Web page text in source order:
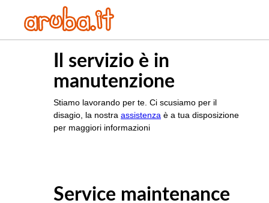
Il servizio è in
manutenzione
Stiamo lavorando per te. Ci scusiamo per il
disagio, la nostra assistenza è a tua disposizione
per maggiori informazioni
Service maintenance